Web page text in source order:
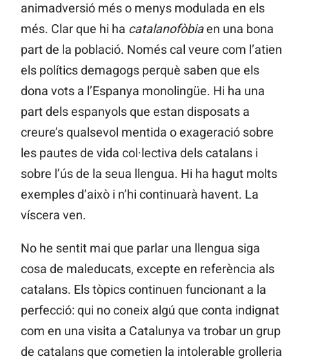
animadversió més o menys modulada en els
més. Clar que hi ha catalanofòbiaen una bona
part de la població. Només cal veure com l’atien
els polítics demagogs perquè saben que els
dona vots a l’Espanya monolingüe. Hi ha una
part dels espanyols que estan disposats a
creure’s qualsevol mentida o exageració sobre
les pautes de vida col·lectiva dels catalans i
sobre l’ús de la seua llengua. Hi ha hagut molts
exemples d’això i n’hi continuarà havent. La
víscera ven.
No he sentit mai que parlar una llengua siga
cosa de maleducats, excepte en referència als
catalans. Els tòpics continuen funcionant a la
perfecció: qui no coneix algú que conta indignat
com en una visita a Catalunya va trobar un grup
de catalans que cometien la intolerable grolleria